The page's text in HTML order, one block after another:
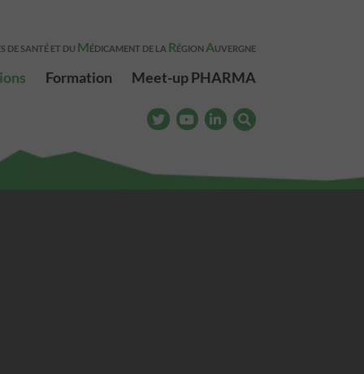
DE SANTÉ ET DU MÉDICAMENT DE LA RÉGION AUVERGNE
Formation
Meet-up PHARMA
Meet-up PHARMA